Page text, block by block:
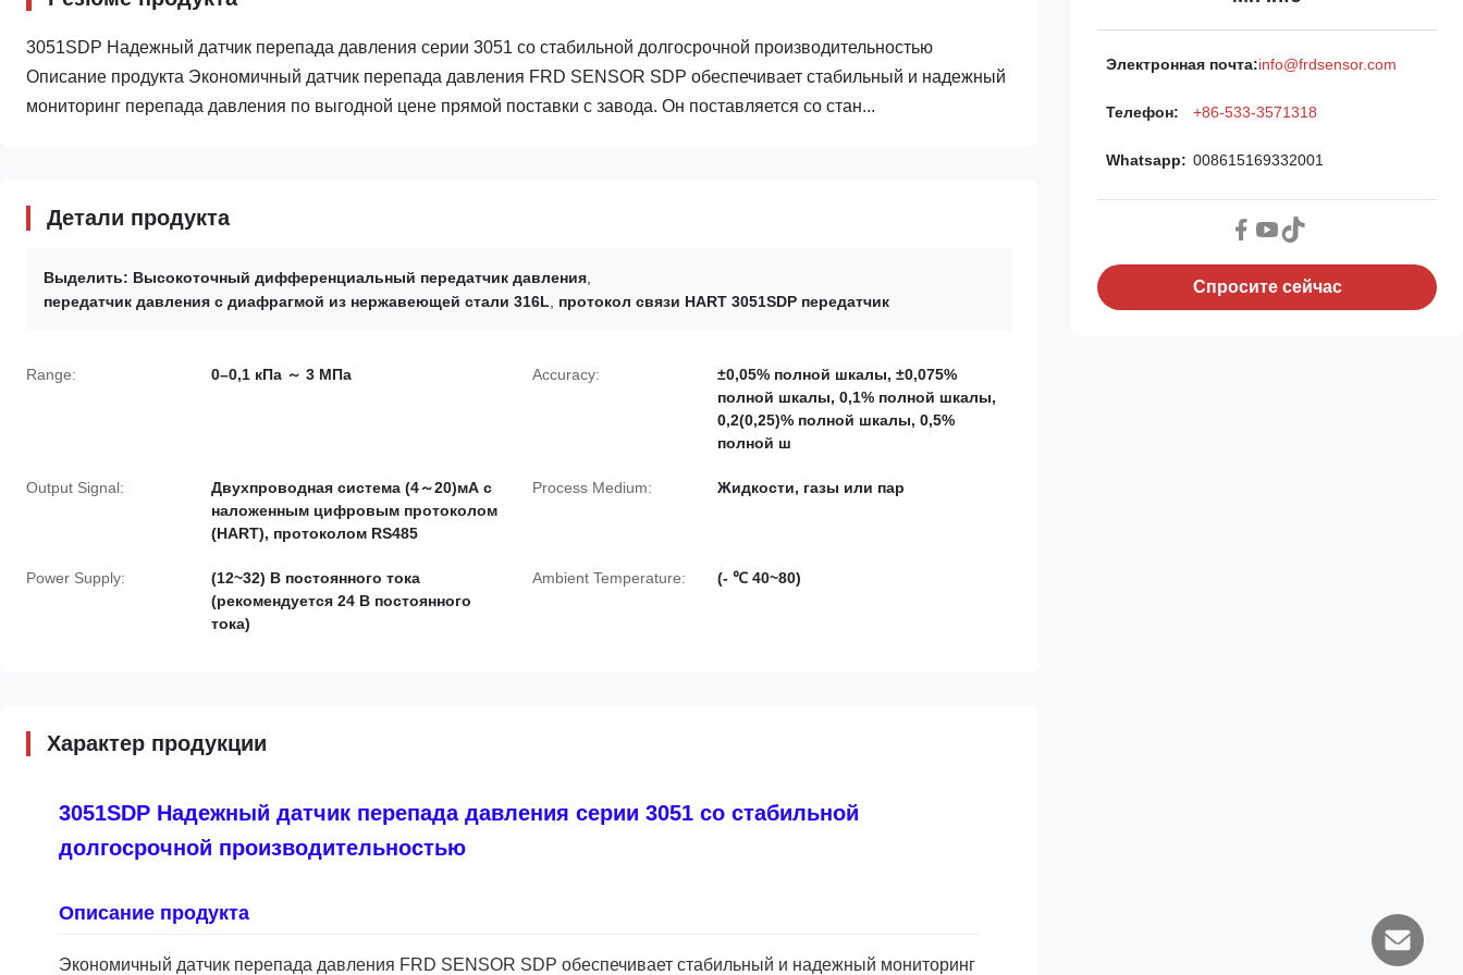
3051SDP Надежный датчик перепада давления серии 3051 со стабильной долгосрочной производительностью
Описание продукта Экономичный датчик перепада давления FRD SENSOR SDP обеспечивает стабильный и надежный
мониторинг перепада давления по выгодной цене прямой поставки с завода. Он поставляется со стан...
Детали продукта
Выделить: Высокоточный дифференциальный передатчик давления,
передатчик давления с диафрагмой из нержавеющей стали 316L, протокол связи HART 3051SDP передатчик
Range: 0–0,1 кПа ～ 3 МПа Accuracy:
±0,05% полной шкалы, ±0,075%
полной шкалы, 0,1% полной шкалы,
0,2(0,25)% полной шкалы, 0,5%
полной ш
Output Signal:
Двухпроводная система (4～20)мА с
наложенным цифровым протоколом
(HART), протоколом RS485
Process Medium: Жидкости, газы или пар
Power Supply:
(12~32) В постоянного тока
(рекомендуется 24 В постоянного
тока)
Ambient Temperature: (- ℃ 40~80)
Характер продукции
3051SDP Надежный датчик перепада давления серии 3051 со стабильной
долгосрочной производительностью
Описание продукта
Экономичный датчик перепада давления FRD SENSOR SDP обеспечивает стабильный и надежный мониторинг
Электронная почта:info@frdsensor.com
Телефон: +86-533-3571318
Whatsapp: 008615169332001
Спросите сейчас